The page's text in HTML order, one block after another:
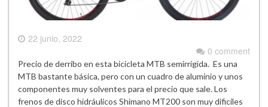
22 junio, 2022
0 comment
Precio de derribo en esta bicicleta MTB semirrígida. Es una
MTB bastante básica, pero con un cuadro de aluminio y unos
componentes muy solventes para el precio que sale. Los
frenos de disco hidráulicos Shimano MT200 son muy dificiles